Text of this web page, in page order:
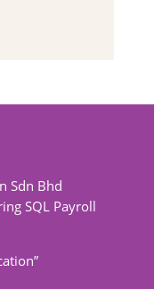
Sdn Bhd
SQL Payroll